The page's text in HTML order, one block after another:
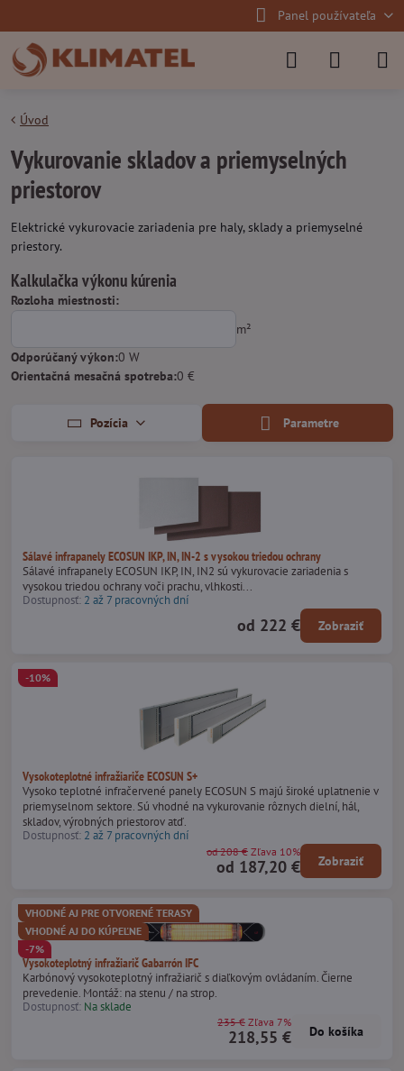
Panel používateľa
Úvod
Vykurovanie skladov a priemyselných
priestorov
Elektrické vykurovacie zariadenia pre haly, sklady a priemyselné
priestory.
Kalkulačka výkonu kúrenia
Rozloha miestnosti:
m²
Odporúčaný výkon:0 W
Orientačná mesačná spotreba:0 €
Pozícia Parametre
Sálavé infrapanely ECOSUN IKP, IN, IN-2 s vysokou triedou ochrany
Sálavé infrapanely ECOSUN IKP, IN, IN2 sú vykurovacie zariadenia s
vysokou triedou ochrany voči prachu, vlhkosti...
Dostupnosť: 2 až 7 pracovných dní
od 222 € Zobraziť
Vysokoteplotné infražiariče ECOSUN S+
-10%
Vysoko teplotné infračervené panely ECOSUN S majú široké uplatnenie v
priemyselnom sektore. Sú vhodné na vykurovanie rôznych dielní, hál,
skladov, výrobných priestorov atď.
Dostupnosť: 2 až 7 pracovných dní
od 187,20 €
od 208 € Zľava 10%
Zobraziť
Vysokoteplotný infražiarič Gabarrón IFC
VHODNÉ AJ PRE OTVORENÉ TERASY
VHODNÉ AJ DO KÚPEĽNE
-7%
Karbónový vysokoteplotný infražiarič s diaľkovým ovládaním. Čierne
prevedenie. Montáž: na stenu / na strop.
Dostupnosť: Na sklade
218,55 €
235 € Zľava 7%
Do košíka